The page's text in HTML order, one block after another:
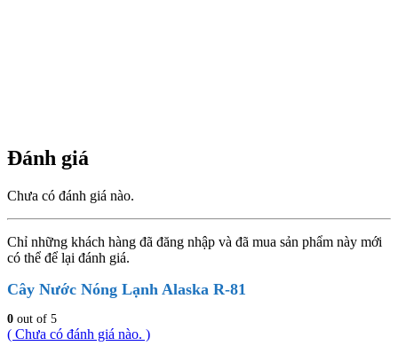
Đánh giá
Chưa có đánh giá nào.
Chỉ những khách hàng đã đăng nhập và đã mua sản phẩm này mới
có thể để lại đánh giá.
Cây Nước Nóng Lạnh Alaska R-81
0 out of 5
( Chưa có đánh giá nào. )